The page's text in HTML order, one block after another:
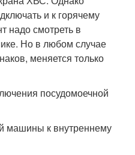
и к горячему
надо смотреть в
Но в любом случае
меняется только
посудомоечной
машины к внутреннему